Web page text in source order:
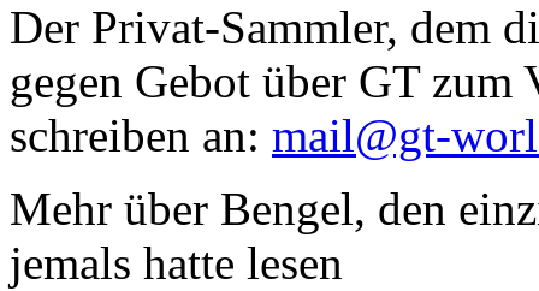
Der Privat-Sammler, dem
gegen Gebot über GT zum
schreiben an: mail@gt-
Mehr über Bengel, den
jemals hatte lesen